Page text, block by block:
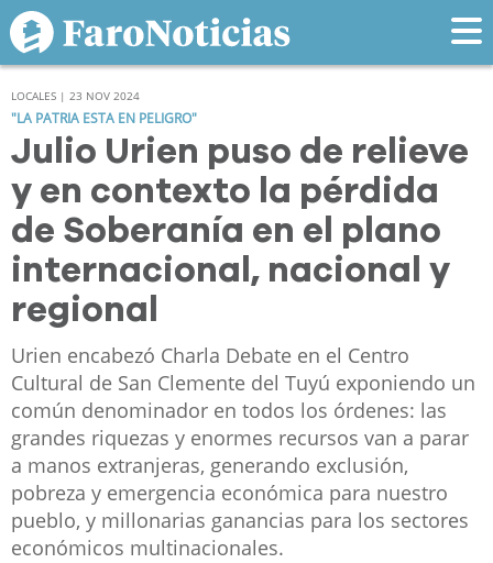
LOCALES | 23 NOV 2024
"LA PATRIA ESTA EN PELIGRO"
Julio Urien puso de relieve
y en contexto la pérdida
de Soberanía en el plano
internacional, nacional y
regional
Urien encabezó Charla Debate en el Centro
Cultural de San Clemente del Tuyú exponiendo un
común denominador en todos los órdenes: las
grandes riquezas y enormes recursos van a parar
a manos extranjeras, generando exclusión,
pobreza y emergencia económica para nuestro
pueblo, y millonarias ganancias para los sectores
económicos multinacionales.